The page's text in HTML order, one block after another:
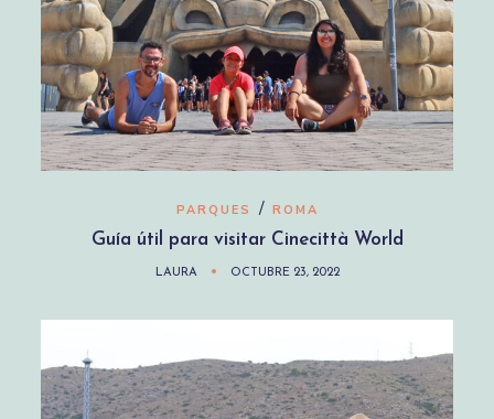
PARQUES / ROMA
Guía útil para visitar Cinecittà World
LAURA OCTUBRE 23, 2022